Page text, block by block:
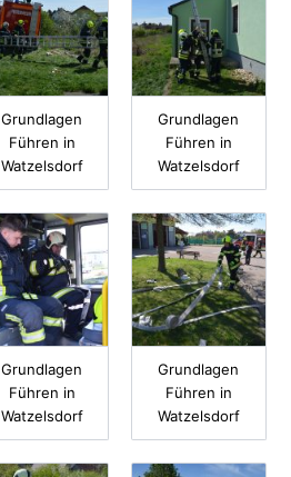
Grundlagen
Führen in
Watzelsdorf
Grundlagen
Führen in
Watzelsdorf
Grundlagen
Führen in
Watzelsdorf
Grundlagen
Führen in
Watzelsdorf